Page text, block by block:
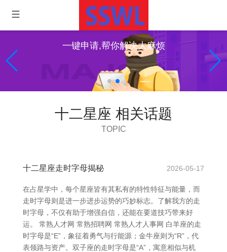
一键申请,帮你解决大麻烦
十二星座 相关话题
TOPIC
十二星座走时字母揭秘 2026-05-17
在占星学中，每个星座皆有其私有的特性特征与能量，而
走时字母则是进一步进步运势的巧妙标志。了解我方的走
时字母，不仅有助于增强自信，还能在要道技巧带来好
运。 常熟人才网 常熟招聘网 常熟人才人事网 白羊座的走
时字母是“E”，象征着勇气与行能源；金牛座则为“R”，代
表领路与资产。双子座的走时字母是“A”，寓意相似与机